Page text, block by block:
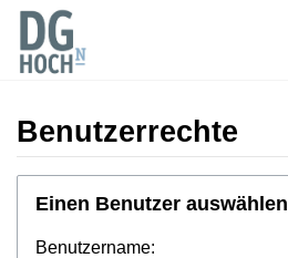
Benutzerrechte
Einen Benutzer auswählen
Benutzername: